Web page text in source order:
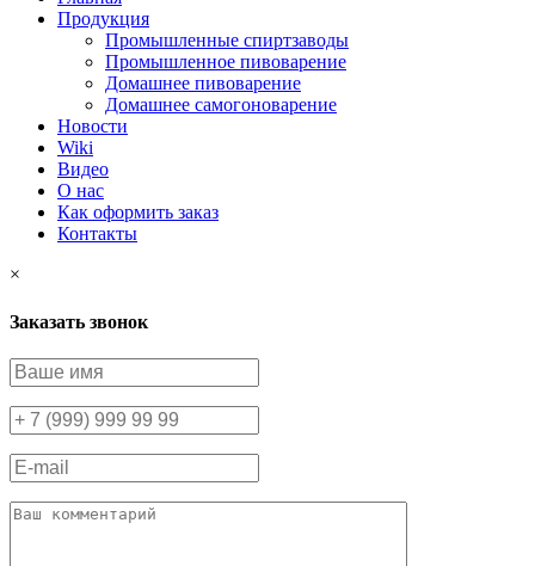
Продукция
Промышленные спиртзаводы
Промышленное пивоварение
Домашнее пивоварение
Домашнее самогоноварение
Новости
Wiki
Видео
О нас
Как оформить заказ
Контакты
×
Заказать звонок